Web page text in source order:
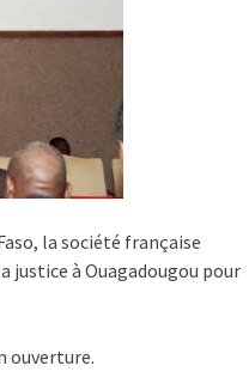
la société française
à Ouagadougou pour
ouverture.